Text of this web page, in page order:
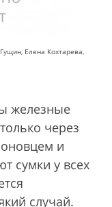
Елена Кохтарева,
железные
через
и
сумки у всех
случай.